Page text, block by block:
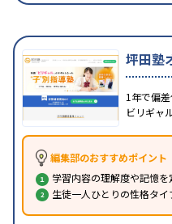
坪田塾
1年で偏
ビリギャ
編集部のおすすめポイント
学習内容の理解度や記憶
生徒一人ひとりの性格タ